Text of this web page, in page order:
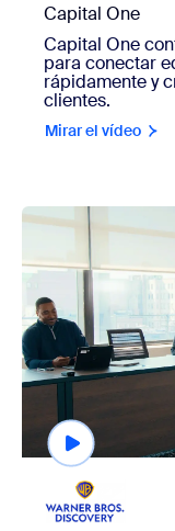
Capital One
Capital One
para conectar
rápidamente y
clientes.
Mirar el vídeo
view Warner Bros.